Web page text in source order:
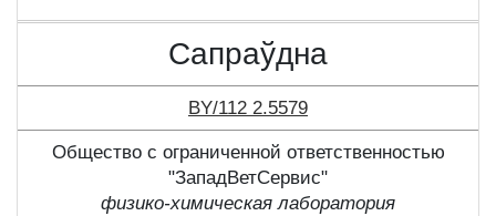
Сапраўдна
BY/112 2.5579
Общество с ограниченной ответственностью
"ЗападВетСервис"
физико-химическая лаборатория